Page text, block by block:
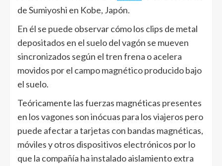
de Sumiyoshi en Kobe, Japón.
En él se puede observar cómo los clips de metal
depositados en el suelo del vagón se mueven
sincronizados según el tren frena o acelera
movidos por el campo magnético producido bajo
el suelo.
Teóricamente las fuerzas magnéticas presentes
en los vagones son inócuas para los viajeros pero
puede afectar a tarjetas con bandas magnéticas,
móviles y otros dispositivos electrónicos por lo
que la compañía ha instalado aislamiento extra